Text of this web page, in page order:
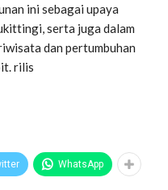
ini sebagai upaya
serta juga dalam
dan pertumbuhan
rilis
WhatsApp